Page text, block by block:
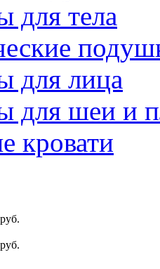
для тела
для лица
для шеи и
кровати
руб.
руб.